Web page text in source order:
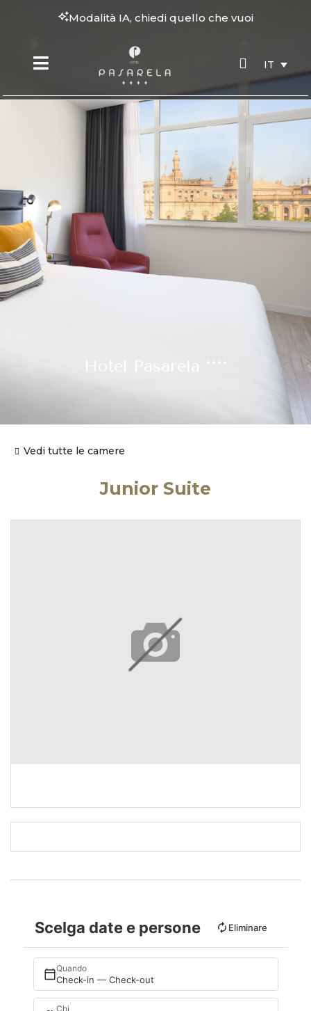
Modalità IA, chiedi quello che vuoi
IT
Hotel Pasarela ****
Vedi tutte le camere
Junior Suite
Scelga date e persone Eliminare
Quando
Check-in — Check-out
Chi